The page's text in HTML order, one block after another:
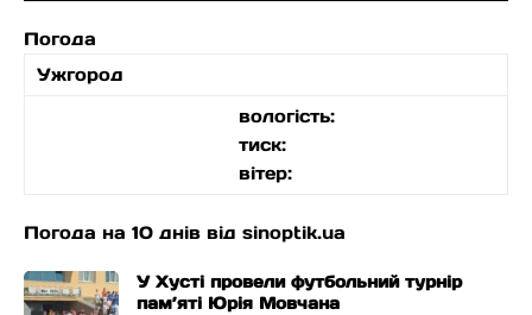
Погода
Ужгород
вологість:
тиск:
вітер:
Погода на 10 днів від sinoptik.ua
У Хусті провели футбольний турнір
пам’яті Юрія Мовчана